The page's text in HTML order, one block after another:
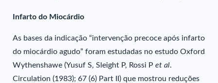
Infarto do Miocárdio
As bases da indicação “intervenção precoce após infarto
do miocárdio agudo” foram estudadas no estudo Oxford
Wythenshawe (Yusuf S, Sleight P, Rossi Pet al.
Circulation (1983); 67 (6) Part II) que mostrou reduções